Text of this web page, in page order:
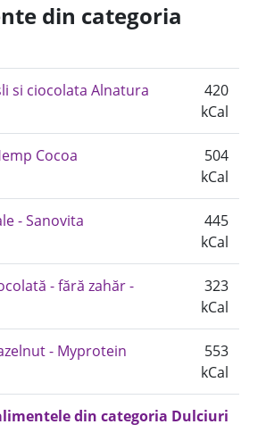
din categoria
si ciocolata Alnatura
420
kCal
Cocoa
504
kCal
- Sanovita
445
kCal
- fără zahăr -
323
kCal
- Myprotein
553
kCal
din categoria Dulciuri